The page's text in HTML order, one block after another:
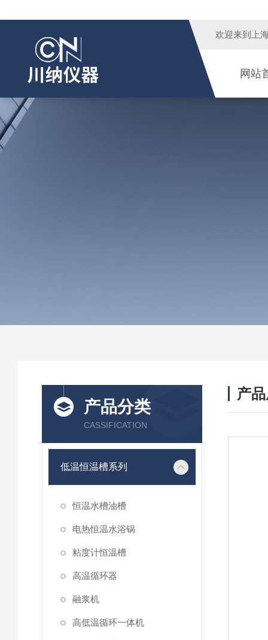
欢迎来到 上
网站
产品分类
CASSIFICATION
低温恒温槽系列
恒温水槽油槽
电热恒温水浴锅
粘度计恒温槽
高温循环器
融浆机
高低温循环一体机
产